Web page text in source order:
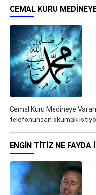
CEMAL KURU
Cemal Kuru Medineye
telefonundan okumak
ENGIN TITIZ NE FAYDA